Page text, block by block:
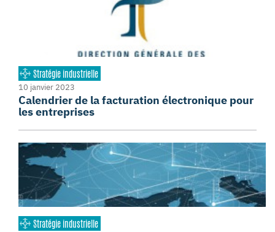
Stratégie industrielle
10 janvier 2023
Calendrier de la facturation électronique pour
les entreprises
Stratégie industrielle